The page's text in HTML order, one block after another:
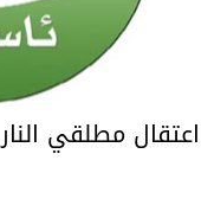
اعتقال مطلقي